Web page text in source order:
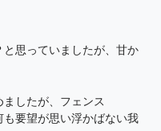
思っていましたが、甘か
したが、フェンス
も要望が思い浮かばない我